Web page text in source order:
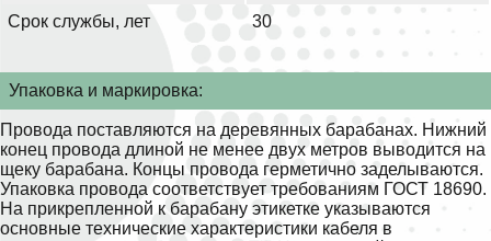
Срок службы, лет 30
Упаковка и маркировка:
Провода поставляются на деревянных барабанах. Нижний
конец провода длиной не менее двух метров выводится на
щеку барабана. Концы провода герметично заделываются.
Упаковка провода соответствует требованиям ГОСТ 18690.
На прикрепленной к барабану этикетке указываются
основные технические характеристики кабеля в